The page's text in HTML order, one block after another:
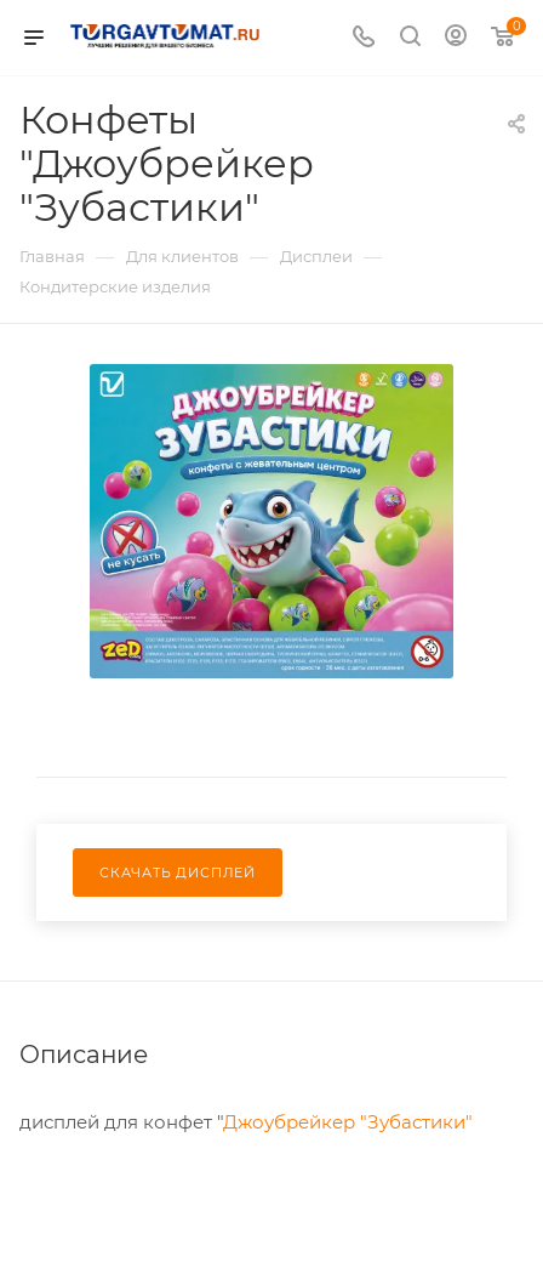
0
Конфеты
"Джоубрейкер
"Зубастики"
Главная — Для клиентов — Дисплеи —
Кондитерские изделия
СКАЧАТЬ ДИСПЛЕЙ
Описание
дисплей для конфет "Джоубрейкер "Зубастики"